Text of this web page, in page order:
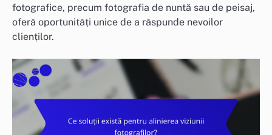
fotografice, precum fotografia de nuntă sau de peisaj,
oferă oportunități unice de a răspunde nevoilor
clienților.